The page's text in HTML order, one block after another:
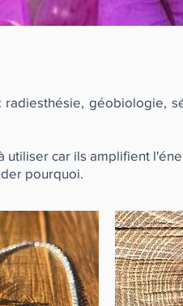
géobiologie,
utiliser car ils amplifient
pourquoi.